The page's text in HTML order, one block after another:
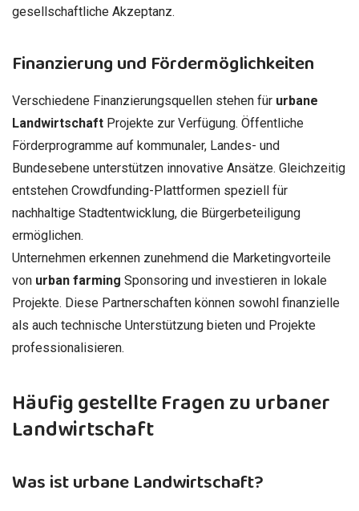
gesellschaftliche Akzeptanz.
Finanzierung und Fördermöglichkeiten
Verschiedene Finanzierungsquellen stehen für urbane
Landwirtschaft Projekte zur Verfügung. Öffentliche
Förderprogramme auf kommunaler, Landes- und
Bundesebene unterstützen innovative Ansätze. Gleichzeitig
entstehen Crowdfunding-Plattformen speziell für
nachhaltige Stadtentwicklung, die Bürgerbeteiligung
ermöglichen.
Unternehmen erkennen zunehmend die Marketingvorteile
von urban farming Sponsoring und investieren in lokale
Projekte. Diese Partnerschaften können sowohl finanzielle
als auch technische Unterstützung bieten und Projekte
professionalisieren.
Häufig gestellte Fragen zu urbaner
Landwirtschaft
Was ist urbane Landwirtschaft?